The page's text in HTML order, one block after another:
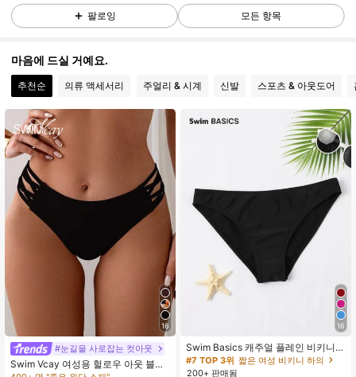
4.84 670 팔로워
4.84 670 팔로워
670 팔로워
670 팔로워
4.84
4.84
팔로잉 모든 항목
마음에 드실 거예요.
추천순 의류 액세서리 주얼리 & 시계 신발 스포츠 & 아웃도어
16
#눈길을 사로잡는 컷아웃
Swim Vcay 여성용 헐로우 아웃 블랙
16
Swim Basics 캐주얼 플레인 비키니
하의
#7 TOP 3위 짧은 여성 비키니 하의
620+ 명 "좋은 품질"
#7 TOP 3위 짧은 여성 비키니 하의
620+ 명 "좋은 품질"
#7 TOP 3위
200+ 판매됨